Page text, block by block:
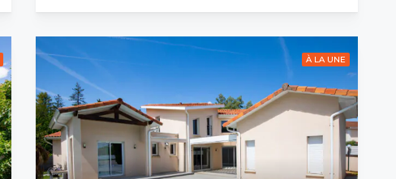
À LA UNE